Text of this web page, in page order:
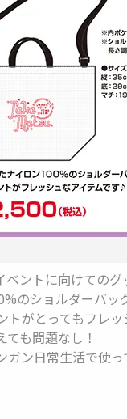
ントに向けてのグ
のショルダーバッ
がとってもフレッ
も問題なし！
ン日常生活で使っ